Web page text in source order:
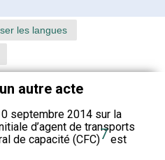
les langues
autre acte
septembre 2014 sur la
d’agent de transports
de capacité (CFC)7 est